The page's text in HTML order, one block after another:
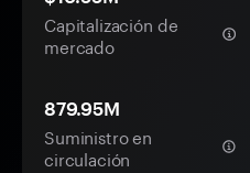
Capitalización de
mercado
879.95M
Suministro en
circulación